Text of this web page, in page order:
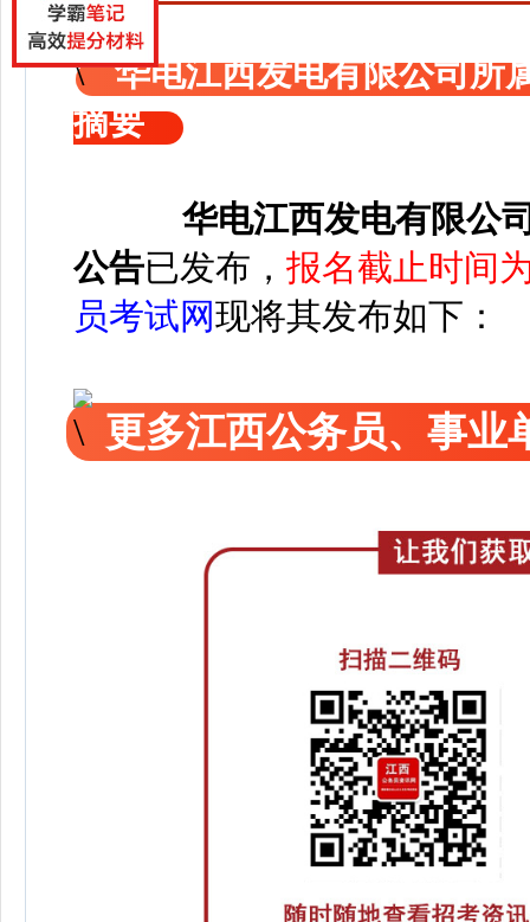
华电江西发电有限公司所
摘要
华电江西发电有限公
公告已发布， 报名截止时间
员考试网现将其发布如下：
更多江西公务员、事业